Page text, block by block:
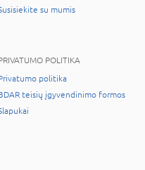
su mumis
POLITIKA
politika
teisių įgyvendinimo formos